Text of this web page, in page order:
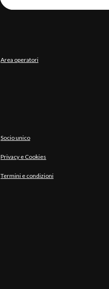
Area operatori
Socio unico
Privacy e Cookies
Termini e condizioni